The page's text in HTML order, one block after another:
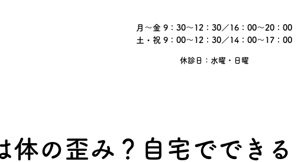
月～金 9：30～12：30／16：00～20：00
土・祝 9：00～12：30／14：00～17：00
休診日：水曜・日曜
体の歪み？自宅でできる